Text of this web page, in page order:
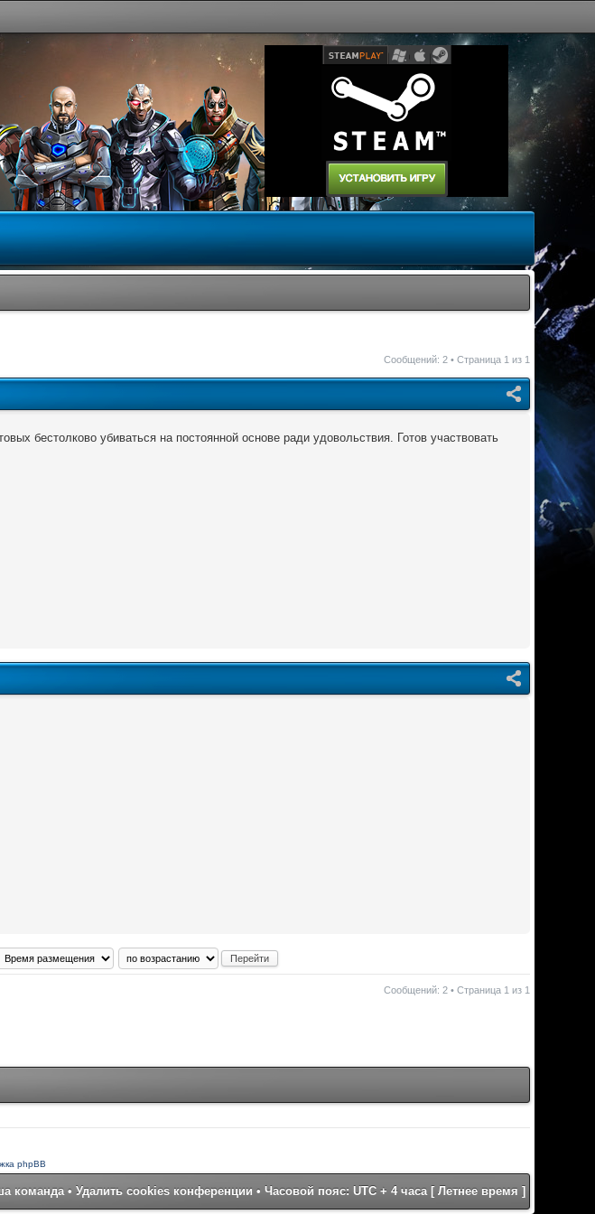
Сообщений: 2 • Страница 1 из 1
бестолково убиваться на постоянной основе ради удовольствия. Готов участвовать
Сообщений: 2 • Страница 1 из 1
phpBB
команда• Удалить cookies конференции • Часовой пояс: UTC + 4 часа [ Летнее время ]